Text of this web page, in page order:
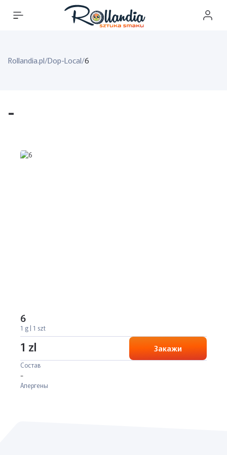
Rollandia.pl/Dop-Local/6
-
6
1 g | 1 szt
1 zl Закажи
Состав
-
Алергены